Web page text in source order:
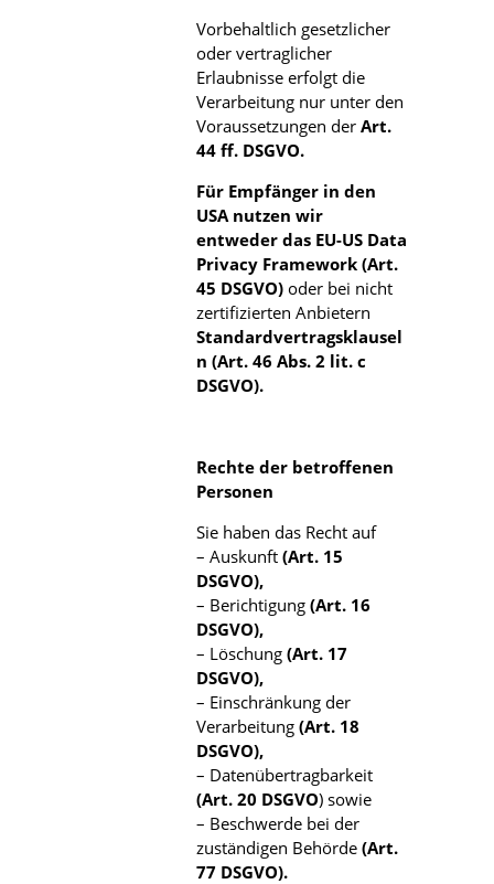
Vorbehaltlich gesetzlicher
oder vertraglicher
Erlaubnisse erfolgt die
Verarbeitung nur unter den
Voraussetzungen der Art.
44 ff. DSGVO.
Für Empfänger in den
USA nutzen wir
entweder das EU-US Data
Privacy Framework (Art.
45 DSGVO) oder bei nicht
zertifizierten Anbietern
Standardvertragsklausel
n (Art. 46 Abs. 2 lit. c
DSGVO).
Rechte der betroffenen
Personen
Sie haben das Recht auf
– Auskunft (Art. 15
DSGVO),
– Berichtigung (Art. 16
DSGVO),
– Löschung (Art. 17
DSGVO),
– Einschränkung der
Verarbeitung (Art. 18
DSGVO),
– Datenübertragbarkeit
(Art. 20 DSGVO) sowie
– Beschwerde bei der
zuständigen Behörde (Art.
77 DSGVO).